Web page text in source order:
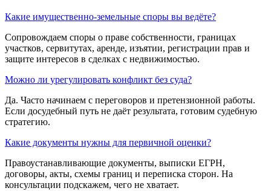
Какие имущественно-земельные споры вы ведёте?
Сопровождаем споры о праве собственности, границах
участков, сервитутах, аренде, изъятии, регистрации прав и
защите интересов в сделках с недвижимостью.
Можно ли урегулировать конфликт без суда?
Да. Часто начинаем с переговоров и претензионной работы.
Если досудебный путь не даёт результата, готовим судебную
стратегию.
Какие документы нужны для первичной оценки?
Правоустанавливающие документы, выписки ЕГРН,
договоры, акты, схемы границ и переписка сторон. На
консультации подскажем, чего не хватает.